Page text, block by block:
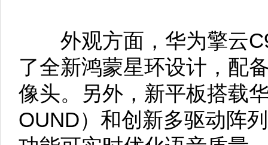
外观方面，华为擎云
了全新鸿蒙星环设计，配
像头。另外，新平板搭载
OUND）和创新多驱动阵